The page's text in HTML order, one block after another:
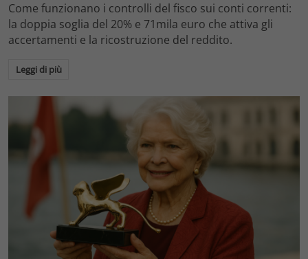
Come funzionano i controlli del fisco sui conti correnti:
la doppia soglia del 20% e 71mila euro che attiva gli
accertamenti e la ricostruzione del reddito.
Leggi di più